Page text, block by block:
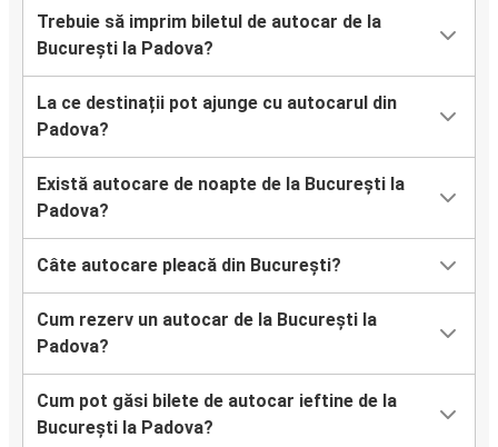
Trebuie să imprim biletul de autocar de la
București la Padova?
La ce destinații pot ajunge cu autocarul din
Padova?
Există autocare de noapte de la București la
Padova?
Câte autocare pleacă din București?
Cum rezerv un autocar de la București la
Padova?
Cum pot găsi bilete de autocar ieftine de la
București la Padova?